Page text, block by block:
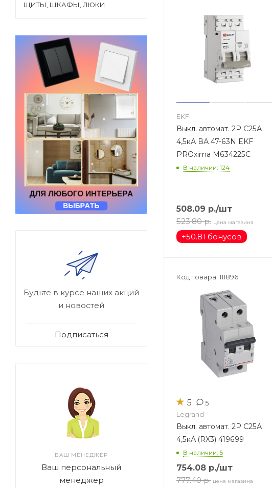
EKF
Выкл. автомат. 2Р С25А
4,5кА ВА 47-63N EKF
PROxima M634225C
В наличии: 124
508.09 р./шт
523.80 р. цена магазина
+50.81 бонусов
Код товара: 111896
★ 5 5
Legrand
Выкл. автомат. 2Р С25А
4,5кА (RX3) 419699
В наличии: 5
754.08 р./шт
777.40 р. цена магазина
ЩИТЫ, ШКАФЫ, ЛЮКИ
Будьте в курсе наших акций
и новостей
Подписаться
ВАШ МЕНЕДЖЕР
Ваш персональный
менеджер